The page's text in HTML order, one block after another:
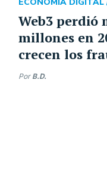
Web3 perdió
millones en
crecen los
Por B.D.